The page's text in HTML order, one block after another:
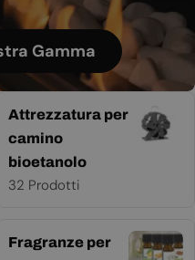
Gamma
Attrezzatura per
camino
bioetanolo
32 Prodotti
Fragranze per